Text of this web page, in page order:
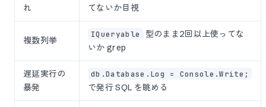
れ
てないか目視
複数列挙
IQueryable
型のまま2回以上使ってな
いか grep
遅延実行の
暴発
db.Database.Log = Console.Write;
で発行 SQL を眺める